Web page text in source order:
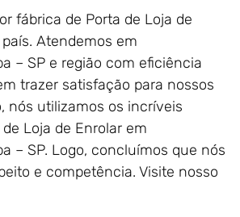
Portão de Garagem de
Enrolar em Nova Iguaçu – RJ
Portão de Garagem de
Enrolar em Nova Friburgo –
RJ
fábrica de Porta de Loja de
Atendemos em
– SP e região com eficiência
trazer satisfação para nossos
nós utilizamos os incríveis
Loja de Enrolar em
– SP. Logo, concluímos que nós
e competência. Visite nosso